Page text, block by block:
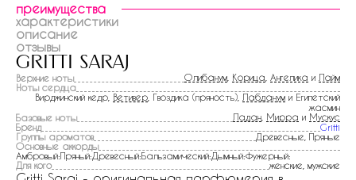
преимущества
характеристики
описание
отзывы
gritti saraj
Верхние ноты Олибанум Корица Ангелика и Лайм
Ноты сердца
Вирджинский кедр, Ветивер , Гвоздика (пряность), Лабданум и Египетский
жасмин
Базовые ноты
Ладан Мирра и Мускус
Бренд
Gritti
Группы ароматов
Древесные, Пряные
Основные аккорды
Амбровый:Пряный:Древесный:Бальзамический:Дымный:Фужерный:
Для кого
женские, мужские